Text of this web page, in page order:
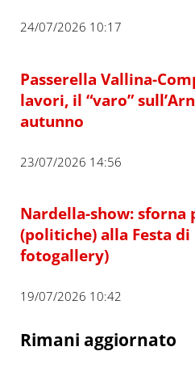
24/07/2026 10:17
Passerella Vallina-
lavori, il “varo”
autunno
23/07/2026 14:56
Nardella-show: sforna
(politiche) alla Festa
fotogallery)
19/07/2026 10:42
Rimani aggiornato